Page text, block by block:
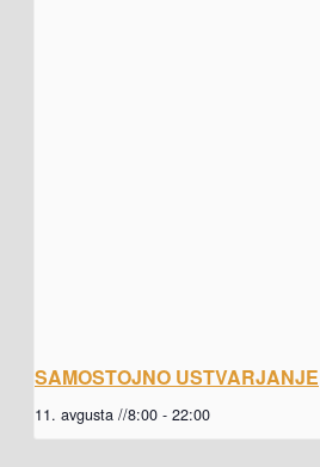
SAMOSTOJNO USTVARJANJE
11. avgusta //8:00 - 22:00